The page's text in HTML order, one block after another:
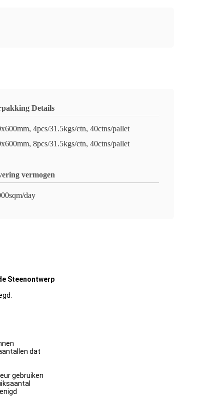
Details
4pcs/31.5kgs/ctn, 40ctns/pallet
8pcs/31.5kgs/ctn, 40ctns/pallet
vermogen
day
Steenontwerp
dat
gebruiken